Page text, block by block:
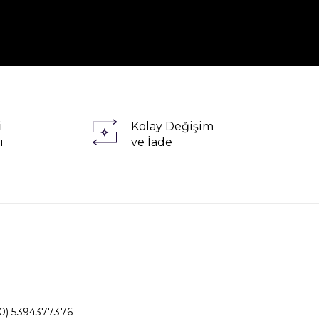
Kolay Değişim
ve İade
5394377376